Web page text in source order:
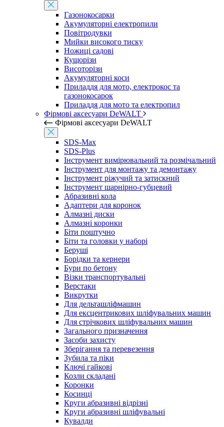
Газонокосарки
Акумуляторні електропили
Повітродувки
Мийки високого тиску
Ножиці садові
Кущорізи
Висоторізи
Акумуляторні коси
Приладдя для мото, електрокос та
газонокосарок
Приладдя для мото та електропил
Фірмові аксесуари DeWALT
Фірмові аксесуари DeWALT
SDS-Max
SDS-Plus
Інструмент вимірювальний та розмічальний
Інструмент для монтажу та демонтажу
Інструмент ріжучий та затискний
Інструмент шарнірно-губцевий
Абразивні кола
Адаптери для коронок
Алмазні диски
Алмазні коронки
Біти поштучно
Біти та головки у наборі
Беруші
Борідки та кернери
Бури по бетону
Візки транспортувальні
Верстаки
Викрутки
Для дельташліфмашин
Для ексцентрикових шліфувальних машин
Для стрічкових шліфувальних машин
Загального призначення
Засоби захисту
Зберігання та перевезення
Зубила та піки
Ключі гайкові
Козли складані
Коронки
Косинці
Круги абразивні відрізні
Круги абразивні шліфувальні
Кувалди